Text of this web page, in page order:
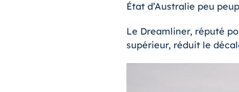
État d’Australie peu
Le Dreamliner, réputé
supérieur, réduit le